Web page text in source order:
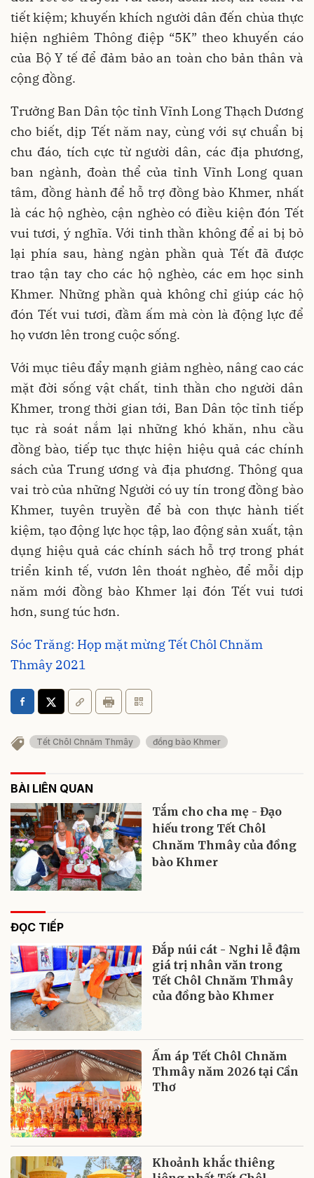
tiết kiệm; khuyến khích người dân đến chùa thực
hiện nghiêm Thông điệp “5K” theo khuyến cáo
của Bộ Y tế để đảm bảo an toàn cho bản thân và
cộng đồng.
Trưởng Ban Dân tộc tỉnh Vĩnh Long Thạch Dương
cho biết, dịp Tết năm nay, cùng với sự chuẩn bị
chu đáo, tích cực từ người dân, các địa phương,
ban ngành, đoàn thể của tỉnh Vĩnh Long quan
tâm, đồng hành để hỗ trợ đồng bào Khmer, nhất
là các hộ nghèo, cận nghèo có điều kiện đón Tết
vui tươi, ý nghĩa. Với tinh thần không để ai bị bỏ
lại phía sau, hàng ngàn phần quà Tết đã được
trao tận tay cho các hộ nghèo, các em học sinh
Khmer. Những phần quà không chỉ giúp các hộ
đón Tết vui tươi, đầm ấm mà còn là động lực để
họ vươn lên trong cuộc sống.
Với mục tiêu đẩy mạnh giảm nghèo, nâng cao các
mặt đời sống vật chất, tinh thần cho người dân
Khmer, trong thời gian tới, Ban Dân tộc tỉnh tiếp
tục rà soát nắm lại những khó khăn, nhu cầu
đồng bào, tiếp tục thực hiện hiệu quả các chính
sách của Trung ương và địa phương. Thông qua
vai trò của những Người có uy tín trong đồng bào
Khmer, tuyên truyền để bà con thực hành tiết
kiệm, tạo động lực học tập, lao động sản xuất, tận
dụng hiệu quả các chính sách hỗ trợ trong phát
triển kinh tế, vươn lên thoát nghèo, để mỗi dịp
năm mới đồng bào Khmer lại đón Tết vui tươi
hơn, sung túc hơn.
Sóc Trăng: Họp mặt mừng Tết Chôl Chnăm
Thmây 2021
Tết Chôl Chnăm Thmây đồng bào Khmer
BÀI LIÊN QUAN
Tắm cho cha mẹ - Đạo
hiếu trong Tết Chôl
Chnăm Thmây của đồng
bào Khmer
ĐỌC TIẾP
Đắp núi cát - Nghi lễ đậm
giá trị nhân văn trong
Tết Chôl Chnăm Thmây
của đồng bào Khmer
Ấm áp Tết Chôl Chnăm
Thmây năm 2026 tại Cần
Thơ
Khoảnh khắc thiêng